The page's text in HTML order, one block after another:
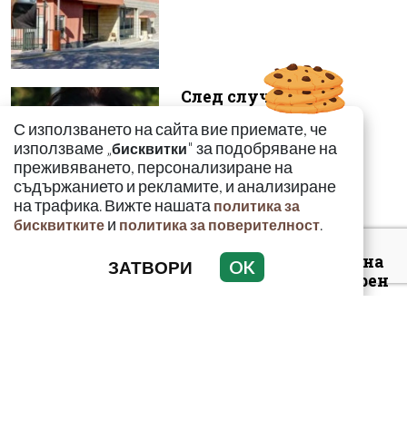
След случая с
родилката от Варна:
Още едно семейство
разказа за бремен...
Луксозният майбах на
Митьо Очите опожарен
заради балони с райски
С използването на сайта вие приемате, че
използваме „бисквитки" за подобряване на
преживяването, персонализиране на
съдържанието и рекламите, и анализиране
на трафика. Вижте нашата политика за
бисквитките и политика за поверителност.
ЗАТВОРИ OK